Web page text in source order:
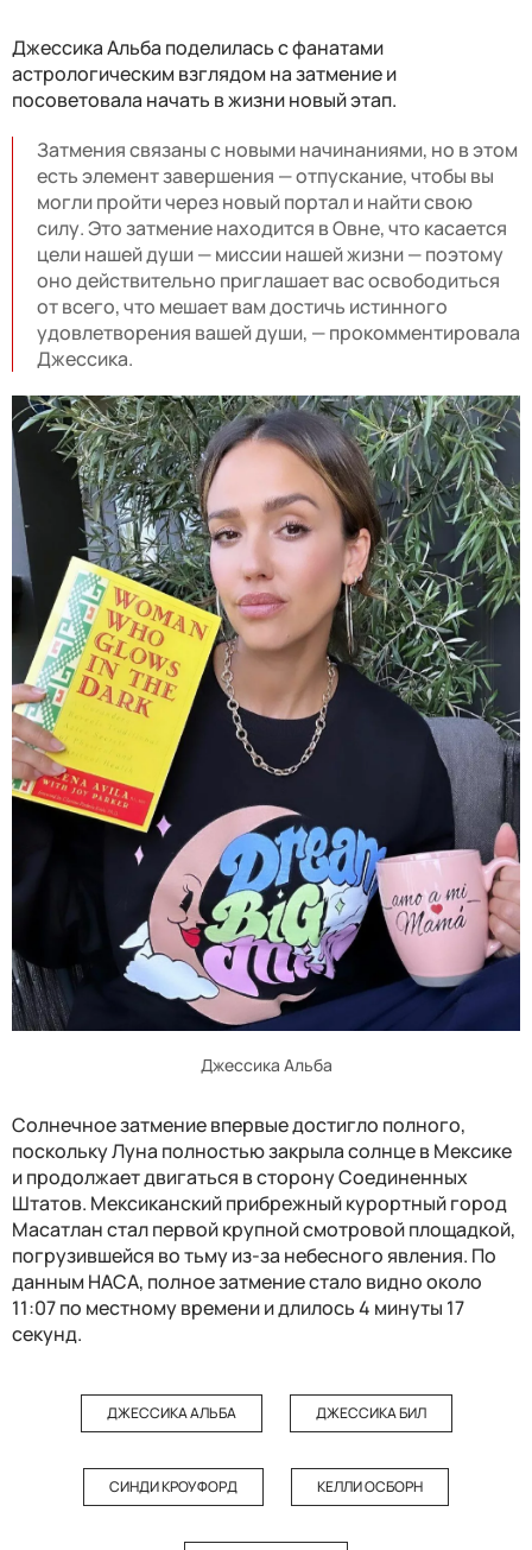
Джессика Альба поделилась с фанатами
астрологическим взглядом на затмение и
посоветовала начать в жизни новый этап.
Затмения связаны с новыми начинаниями, но в этом
есть элемент завершения — отпускание, чтобы вы
могли пройти через новый портал и найти свою
силу. Это затмение находится в Овне, что касается
цели нашей души — миссии нашей жизни — поэтому
оно действительно приглашает вас освободиться
от всего, что мешает вам достичь истинного
удовлетворения вашей души, — прокомментировала
Джессика.
Джессика Альба
Солнечное затмение впервые достигло полного,
поскольку Луна полностью закрыла солнце в Мексике
и продолжает двигаться в сторону Соединенных
Штатов. Мексиканский прибрежный курортный город
Масатлан ​​стал первой крупной смотровой площадкой,
погрузившейся во тьму из-за небесного явления. По
данным НАСА, полное затмение стало видно около
11:07 по местному времени и длилось 4 минуты 17
секунд.
ДЖЕССИКА АЛЬБА ДЖЕССИКА БИЛ
СИНДИ КРОУФОРД КЕЛЛИ ОСБОРН